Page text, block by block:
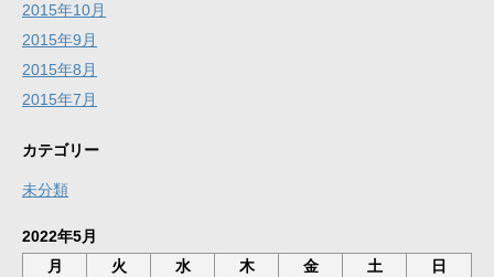
2015年10月
2015年9月
2015年8月
2015年7月
カテゴリー
未分類
2022年5月
月
火 水 木 金 土 日